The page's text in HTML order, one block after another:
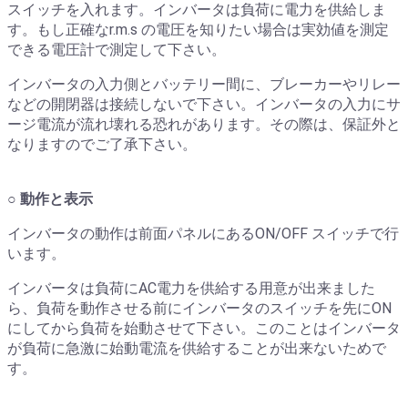
スイッチを入れます。インバータは負荷に電力を供給しま
す。もし正確なr.m.s の電圧を知りたい場合は実効値を測定
できる電圧計で測定して下さい。
インバータの入力側とバッテリー間に、ブレーカーやリレー
などの開閉器は接続しないで下さい。インバータの入力にサ
ージ電流が流れ壊れる恐れがあります。その際は、保証外と
なりますのでご了承下さい。
○ 動作と表示
インバータの動作は前面パネルにあるON/OFF スイッチで行
います。
インバータは負荷にAC電力を供給する用意が出来ました
ら、負荷を動作させる前にインバータのスイッチを先にON
にしてから負荷を始動させて下さい。このことはインバータ
が負荷に急激に始動電流を供給することが出来ないためで
す。